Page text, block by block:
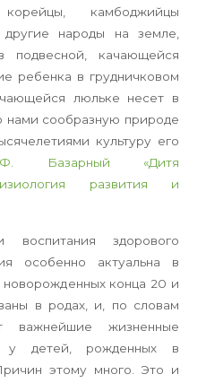
кам­боджийцы
народы на земле,
подвесной, качающейся
ребен­ка в грудничковом
люльке несет в
нами сообразную природе
культуру его
Базарный «Дитя
развития и
здорового
особенно актуаль­на в
конца 20 и
в ро­дах, и, по словам
важней­шие жизненные
у детей, рожденных в
этому много. Это и